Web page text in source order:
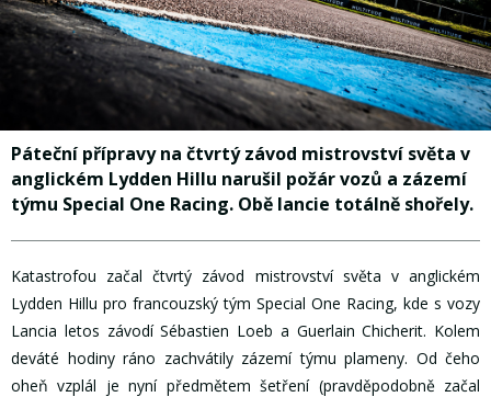
Páteční přípravy na čtvrtý závod mistrovství světa v
anglickém Lydden Hillu narušil požár vozů a zázemí
týmu Special One Racing. Obě lancie totálně shořely.
Katastrofou začal čtvrtý závod mistrovství světa v anglickém
Lydden Hillu pro francouzský tým Special One Racing, kde s vozy
Lancia letos závodí Sébastien Loeb a Guerlain Chicherit. Kolem
deváté hodiny ráno zachvátily zázemí týmu plameny. Od čeho
oheň vzplál je nyní předmětem šetření (pravděpodobně začal